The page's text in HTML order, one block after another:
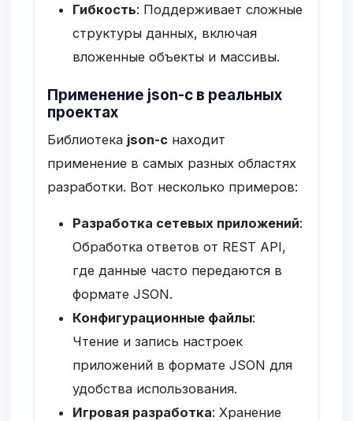
Гибкость: Поддерживает сложные
структуры данных, включая
вложенные объекты и массивы.
Применение json-c в реальных
проектах
Библиотека json-c находит
применение в самых разных областях
разработки. Вот несколько примеров:
Разработка сетевых приложений:
Обработка ответов от REST API,
где данные часто передаются в
формате JSON.
Конфигурационные файлы:
Чтение и запись настроек
приложений в формате JSON для
удобства использования.
Игровая разработка: Хранение